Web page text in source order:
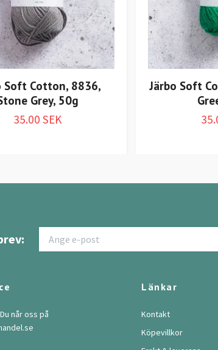
Soft Cotton, 8836,
Grey, 50g
35.00 SEK
Järbo Soft
når oss på
Länkar
Kontakt
Köpevillkor